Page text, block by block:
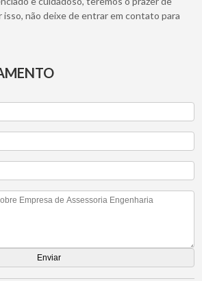
isso, não deixe de entrar em contato para